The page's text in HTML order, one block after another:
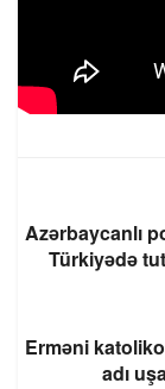
Azərbaycanlı
Türkiyədə
Erməni
adı